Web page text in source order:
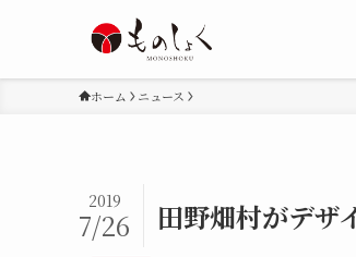
ホーム ニュース
田野畑村がデザ
2019
7/26